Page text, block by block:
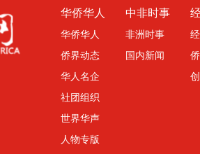
华侨华人
华侨华人
侨界动态
华人名企
社团组织
世界华声
人物专版
中非时事
非洲时事
国内新闻